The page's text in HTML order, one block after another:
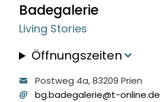
Badegalerie
Living Stories
Öffnungszeiten
Postweg 4a, 83209 Prien
bg.badegalerie@t-online.de